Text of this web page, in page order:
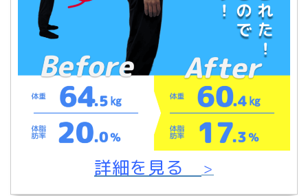
詳細を見る ＞